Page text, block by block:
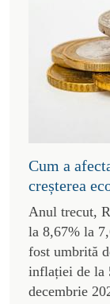
Cum a
creșterea
Anul trecut,
la 8,67% la
fost umbrită
inflației de la
decembrie